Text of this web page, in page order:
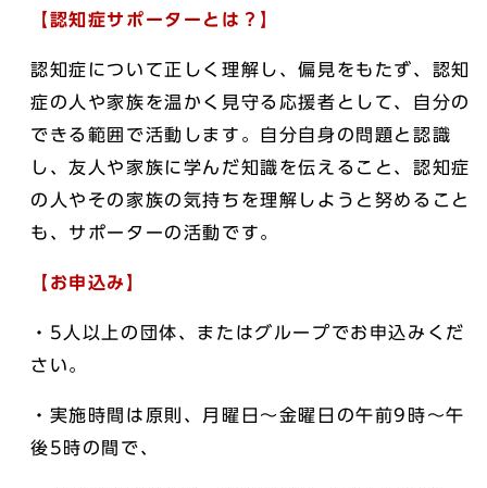
【認知症サポーターとは？】
認知症について正しく理解し、偏見をもたず、認知
症の人や家族を温かく見守る応援者として、自分の
できる範囲で活動します。自分自身の問題と認識
し、友人や家族に学んだ知識を伝えること、認知症
の人やその家族の気持ちを理解しようと努めること
も、サポーターの活動です。
【お申込み】
・5人以上の団体、またはグループでお申込みくだ
さい。
・実施時間は原則、月曜日～金曜日の午前9時～午
後5時の間で、